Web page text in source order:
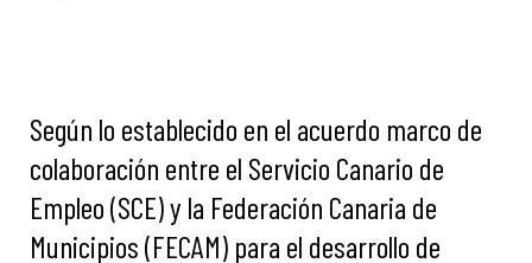
Según lo establecido en el acuerdo marco de
colaboración entre el Servicio Canario de
Empleo (SCE) y la Federación Canaria de
Municipios (FECAM) para el desarrollo de